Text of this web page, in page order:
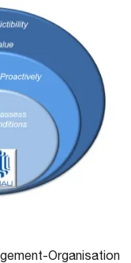
Organisation